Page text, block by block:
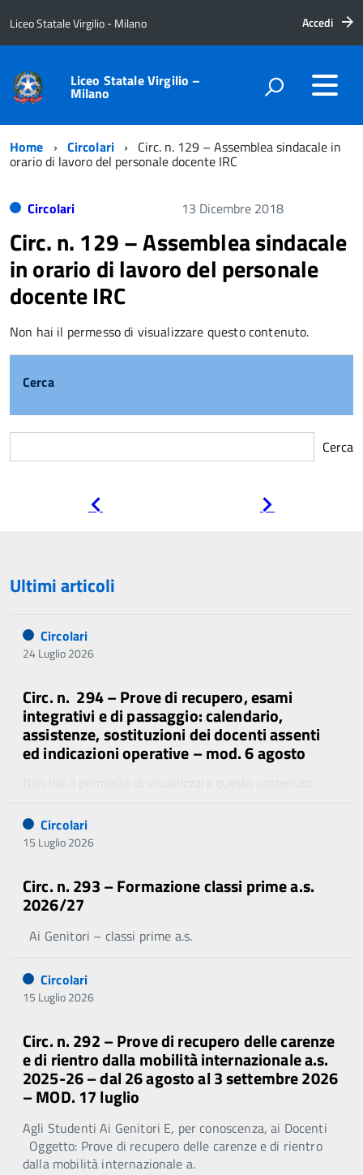
Liceo Statale Virgilio - Milano Accedi
Liceo Statale Virgilio –
Milano
Home Circolari Circ. n. 129 – Assemblea sindacale in
orario di lavoro del personale docente IRC
Circolari 13 Dicembre 2018
Circ. n. 129 – Assemblea sindacale
in orario di lavoro del personale
docente IRC
Non hai il permesso di visualizzare questo contenuto.
Cerca
Cerca
Ultimi articoli
Circolari
24 Luglio 2026
Circ. n. 294 – Prove di recupero, esami
integrativi e di passaggio: calendario,
assistenze, sostituzioni dei docenti assenti
ed indicazioni operative – mod. 6 agosto
Circolari
15 Luglio 2026
Circ. n. 293 – Formazione classi prime a.s.
2026/27
Ai Genitori – classi prime a.s.
Circolari
15 Luglio 2026
Circ. n. 292 – Prove di recupero delle carenze
e di rientro dalla mobilità internazionale a.s.
2025-26 – dal 26 agosto al 3 settembre 2026
– MOD. 17 luglio
Agli Studenti Ai Genitori E, per conoscenza, ai Docenti
Oggetto: Prove di recupero delle carenze e di rientro
dalla mobilità internazionale a.